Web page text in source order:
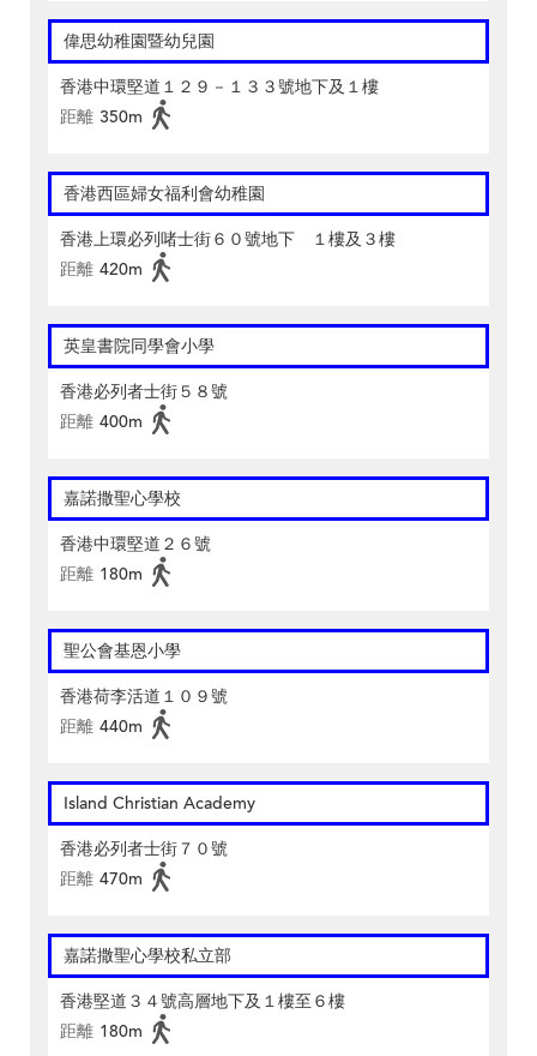
偉思幼稚園暨幼兒園
香港中環堅道１２９－１３３號地下及１樓
距離 350m
香港西區婦女福利會幼稚園
香港上環必列啫士街６０號地下 １樓及３樓
距離 420m
英皇書院同學會小學
香港必列者士街５８號
距離 400m
嘉諾撒聖心學校
香港中環堅道２６號
距離 180m
聖公會基恩小學
香港荷李活道１０９號
距離 440m
Island Christian Academy
香港必列者士街７０號
距離 470m
嘉諾撒聖心學校私立部
香港堅道３４號高層地下及１樓至６樓
距離 180m